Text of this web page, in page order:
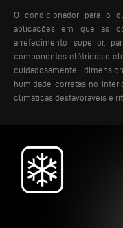
O condicionador para o
aplicações em que as
arrefecimento superior,
componentes elétricos e
cuidadosamente
humidade corretas no
climáticas desfavoráveis e